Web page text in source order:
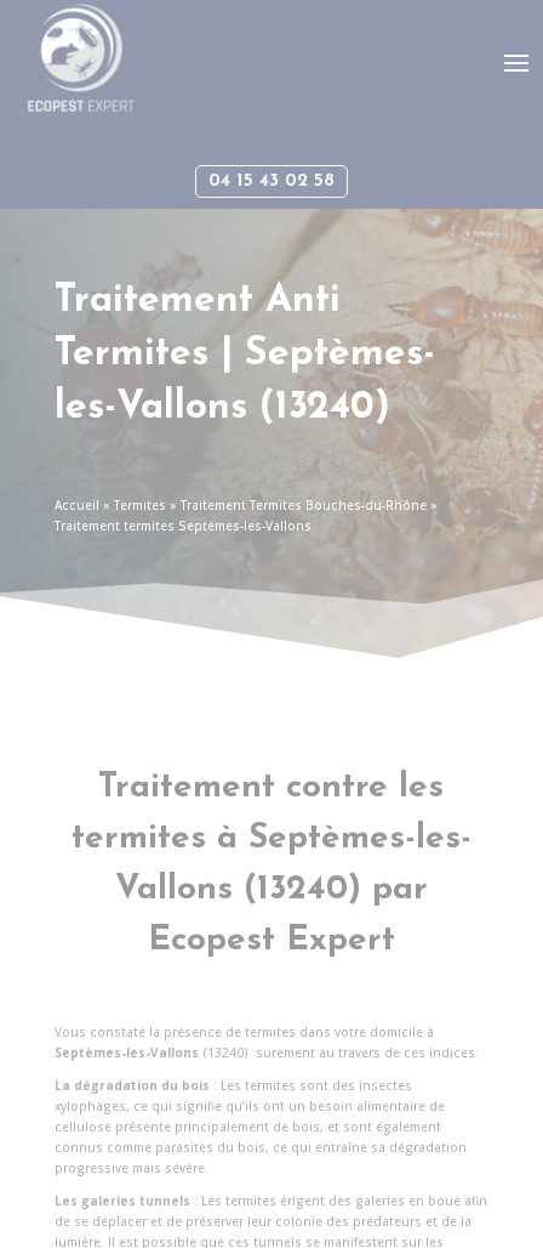
04 15 43 02 58
Traitement Anti
Termites | Septèmes-
les-Vallons (13240)
Accueil » Termites » Traitement Termites Bouches-du-Rhône»
Traitement termites Septèmes-les-Vallons
Traitement contre les
termites à Septèmes-les-
Vallons (13240) par
Ecopest Expert
Vous constaté la présence de termites dans votre domicile à
Septèmes-les-Vallons (13240) surement au travers de ces indices:
La dégradation du bois : Les termites sont des insectes
xylophages, ce qui signifie qu’ils ont un besoin alimentaire de
cellulose présente principalement de bois, et sont également
connus comme parasites du bois, ce qui entraîne sa dégradation
progressive mais sévère.
Les galeries tunnels : Les termites érigent des galeries en boue afin
de se déplacer et de préserver leur colonie des prédateurs et de la
lumière. Il est possible que ces tunnels se manifestent sur les
Panneau de gestion des cookies